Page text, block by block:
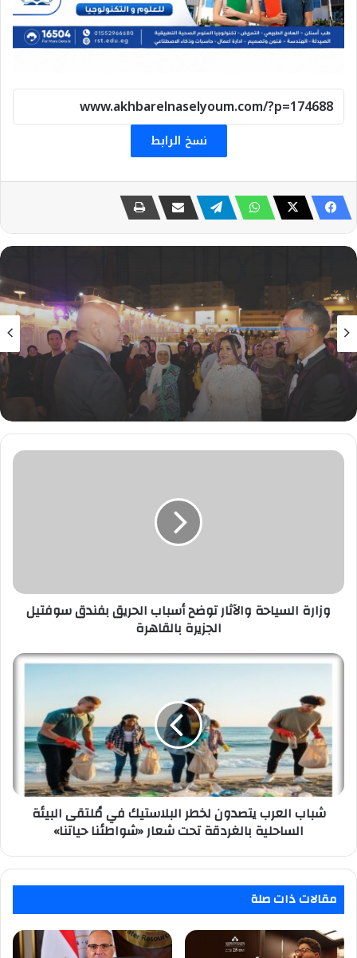
نسخ الرابط
تحقيقات و تقارير
محافظ القاهرة يشارك فرحة زفاف إحدى فتيات
الأيتام ويؤكد إستمرار دعم الدولة للأيتام
وزارة
الجزيرة
بالقاهرة
وزارة السياحة والآثار توضح أسباب الحريق بفندق سوفتيل
الجزيرة بالقاهرة
شباب
يتصدون
لخطر
البلاستيك
في
مُلتقى
البيئة
الساحلية
بالغردقة
«شواطئنا
شباب العرب يتصدون لخطر البلاستيك في مُلتقى البيئة
الساحلية بالغردقة تحت شعار «شواطئنا حياتنا»
مقالات ذات صلة